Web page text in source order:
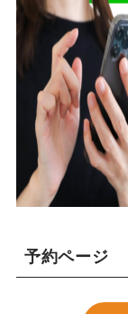
予約ページ